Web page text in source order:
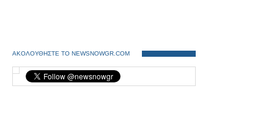
ΑΚΟΛΟΥΘΗΣΤΕ ΤΟ NEWSNOWGR.COM